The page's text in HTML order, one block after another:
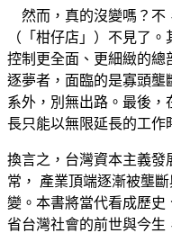
然而，真的沒變嗎？不
（「柑仔店」）不見了
控制更全面、更細緻的總
逐夢者，面臨的是寡頭壟
系外，別無出路。最後
長只能以無限延長的工作
換言之，台灣資本主義發
常， 產業頂端逐漸被壟
變。本書將當代看成歷史
省台灣社會的前世與今生